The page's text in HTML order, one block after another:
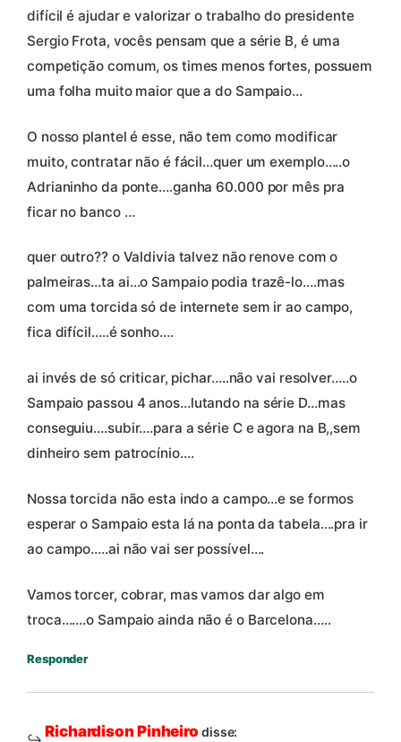
difícil é ajudar e valorizar o trabalho do presidente
Sergio Frota, vocês pensam que a série B, é uma
competição comum, os times menos fortes, possuem
uma folha muito maior que a do Sampaio…
O nosso plantel é esse, não tem como modificar
muito, contratar não é fácil…quer um exemplo…..o
Adrianinho da ponte….ganha 60.000 por mês pra
ficar no banco …
quer outro?? o Valdivia talvez não renove com o
palmeiras…ta ai…o Sampaio podia trazê-lo….mas
com uma torcida só de internete sem ir ao campo,
fica difícil…..é sonho….
ai invés de só criticar, pichar…..não vai resolver…..o
Sampaio passou 4 anos…lutando na série D…mas
conseguiu….subir….para a série C e agora na B,,sem
dinheiro sem patrocínio….
Nossa torcida não esta indo a campo…e se formos
esperar o Sampaio esta lá na ponta da tabela….pra ir
ao campo…..ai não vai ser possível….
Vamos torcer, cobrar, mas vamos dar algo em
troca…….o Sampaio ainda não é o Barcelona…..
Responder
Richardison Pinheiro disse: